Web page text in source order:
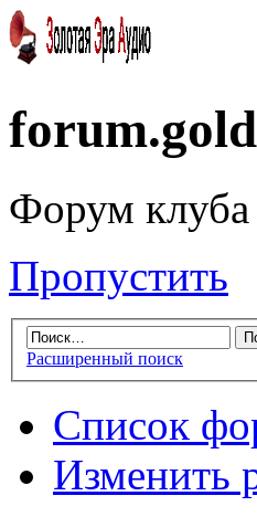
Форум
Пропустить
Расширенный поиск
Список
Изменить